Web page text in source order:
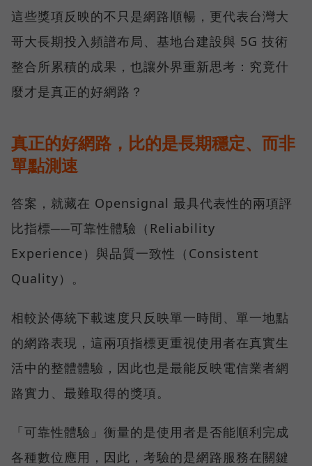
這些獎項反映的不只是網路順暢，更代表台灣大
哥大長期投入頻譜布局、基地台建設與 5G 技術
整合所累積的成果，也讓外界重新思考：究竟什
麼才是真正的好網路？
真正的好網路，比的是長期穩定、而非
單點測速
答案，就藏在 Opensignal 最具代表性的兩項評
比指標──可靠性體驗（Reliability
Experience）與品質一致性（Consistent
Quality）。
相較於傳統下載速度只反映單一時間、單一地點
的網路表現，這兩項指標更重視使用者在真實生
活中的整體體驗，因此也是最能反映電信業者網
路實力、最難取得的獎項。
「可靠性體驗」衡量的是使用者是否能順利完成
各種數位應用，因此，考驗的是網路服務在關鍵